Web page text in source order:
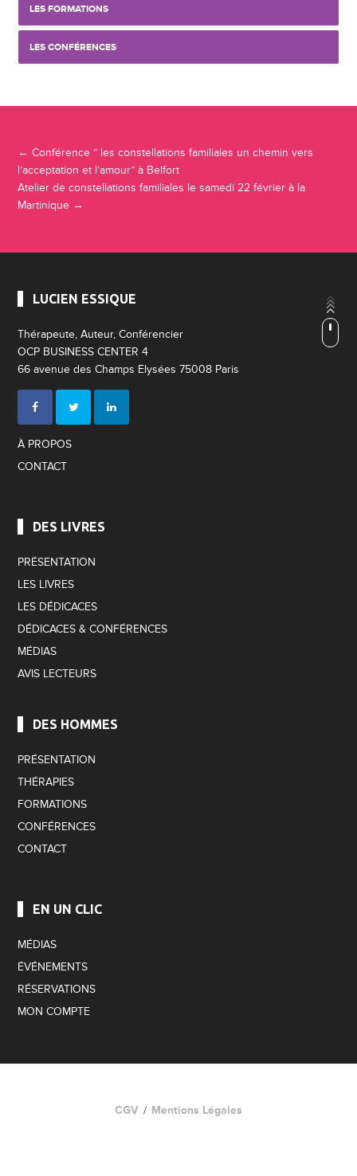
LES FORMATIONS
LES CONFÉRENCES
← Conférence ” les constellations familiales un chemin vers
l’acceptation et l’amour” à Belfort
Atelier de constellations familiales le samedi 22 février à la
Martinique →
LUCIEN ESSIQUE
Thérapeute, Auteur, Conférencier
OCP BUSINESS CENTER 4
66 avenue des Champs Elysées 75008 Paris
À PROPOS
CONTACT
DES LIVRES
PRÉSENTATION
LES LIVRES
LES DÉDICACES
DÉDICACES & CONFÉRENCES
MÉDIAS
AVIS LECTEURS
DES HOMMES
PRÉSENTATION
THÉRAPIES
FORMATIONS
CONFÉRENCES
CONTACT
EN UN CLIC
MÉDIAS
ÉVÉNEMENTS
RÉSERVATIONS
MON COMPTE
CGV Mentions Légales